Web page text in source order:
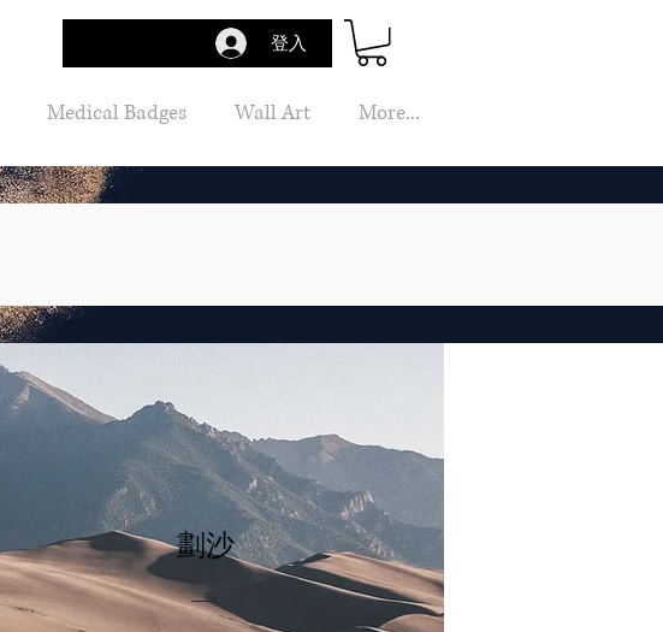
登入
Medical Badges Wall Art More...
劃沙